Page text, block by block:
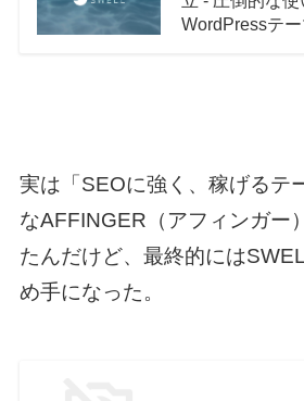
WordPressテ
実は「SEOに強く、稼げるテ
なAFFINGER（アフィンガー
たんだけど、最終的には
め手になった。